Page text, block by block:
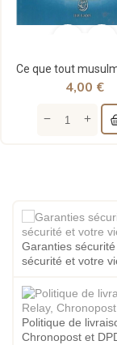
4,00 €
Garanties
sécurité et votre
Politique de
Chronopost et